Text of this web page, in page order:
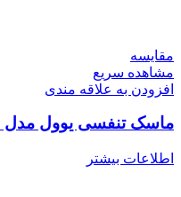
مقایسه
مشاهده سریع
افزودن به علاقه مندی
ماسک تنفسی یوول مدل Pillow YP-01
اطلاعات بیشتر